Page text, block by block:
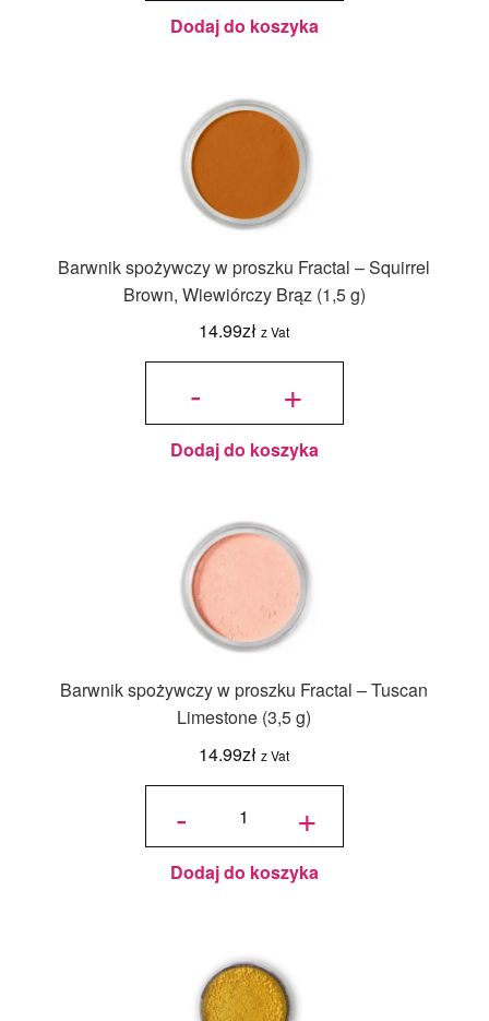
Dodaj do koszyka
Barwnik spożywczy w proszku Fractal – Squirrel
Brown, Wiewiórczy Brąz (1,5 g)
14.99zł z Vat
-
ilość
w proszku
Fractal -
Squirrel
Brown,
Wiewiórczy
+
Dodaj do koszyka
Barwnik spożywczy w proszku Fractal – Tuscan
Limestone (3,5 g)
14.99zł z Vat
-
ilość
w proszku
Fractal -
Tuscan
Limestone
(3,5 g)
+
Dodaj do koszyka